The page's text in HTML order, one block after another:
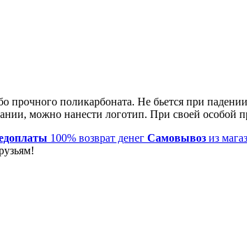
прочного поликарбоната. Не бьется при
можно нанести логотип. При своей особой
100% возврат денег Самовывоз из